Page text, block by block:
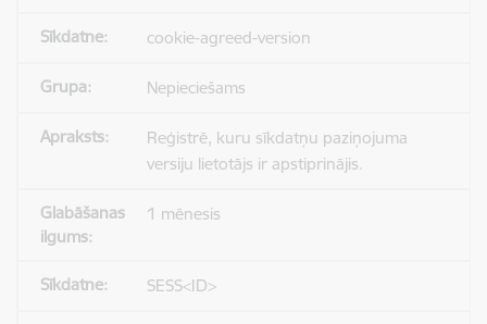
cookie-agreed-version
Nepieciešams
Reģistrē, kuru sīkdatņu paziņojuma
versiju lietotājs ir apstiprinājis.
1 mēnesis
SESS<ID>